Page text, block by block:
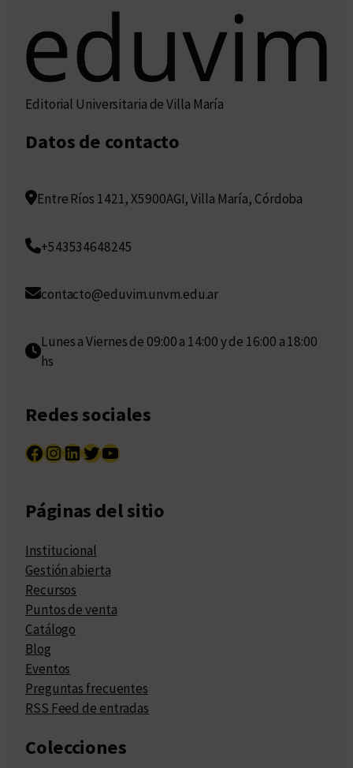
Editorial Universitaria de Villa María
Datos de contacto
Entre Ríos 1421, X5900AGI, Villa María, Córdoba
+543534648245
contacto@eduvim.unvm.edu.ar
Lunes a Viernes de 09:00 a 14:00 y de 16:00 a 18:00
hs
Redes sociales
Facebook InstagramLinkedIn Twitter YouTube
Páginas del sitio
Institucional
Gestión abierta
Recursos
Puntos de venta
Catálogo
Blog
Eventos
Preguntas frecuentes
RSS Feed de entradas
Colecciones